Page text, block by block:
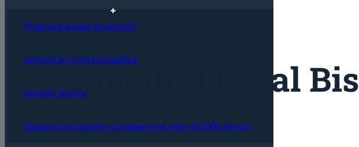
Programe anuale de achiziții
Achiziții prin licitație publică
Achiziții directe
Situația contractelor cu valoare mai mare de 5000 de euro
Consiliul Local